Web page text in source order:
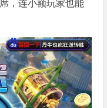
，连小额玩家也能